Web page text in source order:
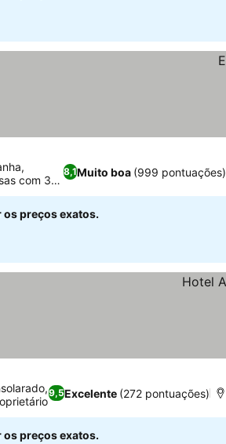
8,1Muito boa (999 pontuações)
com 3
os preços exatos.
9,5Excelente (272 pontuações)
os preços exatos.